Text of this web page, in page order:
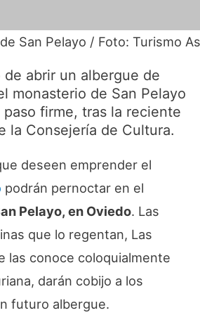
San Pelayo / Foto: Turismo
de abrir un albergue de
monasterio de San Pelayo
firme, tras la reciente
la Consejería de Cultura.
deseen emprender el
podrán pernoctar en el
Pelayo, en Oviedo. Las
que lo regentan, Las
las conoce coloquialmente
darán cobijo a los
futuro albergue.